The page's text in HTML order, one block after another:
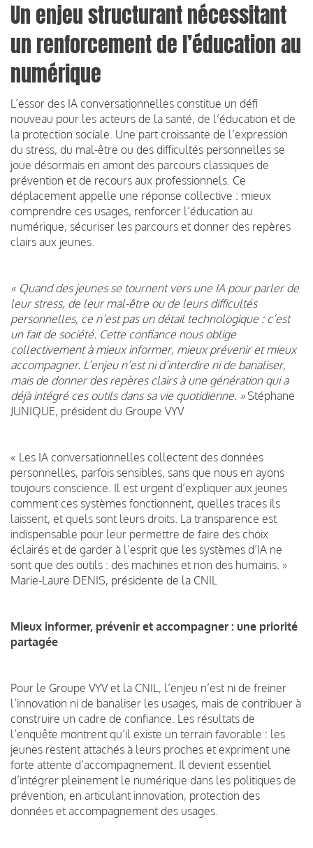
Un enjeu structurant nécessitant
un renforcement de l’éducation au
numérique
L’essor des IA conversationnelles constitue un défi
nouveau pour les acteurs de la santé, de l’éducation et de
la protection sociale. Une part croissante de l’expression
du stress, du mal-être ou des difficultés personnelles se
joue désormais en amont des parcours classiques de
prévention et de recours aux professionnels. Ce
déplacement appelle une réponse collective : mieux
comprendre ces usages, renforcer l’éducation au
numérique, sécuriser les parcours et donner des repères
clairs aux jeunes.
« Quand des jeunes se tournent vers une IA pour parler de
leur stress, de leur mal-être ou de leurs difficultés
personnelles, ce n’est pas un détail technologique : c’est
un fait de société. Cette confiance nous oblige
collectivement à mieux informer, mieux prévenir et mieux
accompagner. L’enjeu n’est ni d’interdire ni de banaliser,
mais de donner des repères clairs à une génération qui a
déjà intégré ces outils dans sa vie quotidienne. »Stéphane
JUNIQUE, président du Groupe VYV
« Les IA conversationnelles collectent des données
personnelles, parfois sensibles, sans que nous en ayons
toujours conscience. Il est urgent d’expliquer aux jeunes
comment ces systèmes fonctionnent, quelles traces ils
laissent, et quels sont leurs droits. La transparence est
indispensable pour leur permettre de faire des choix
éclairés et de garder à l’esprit que les systèmes d’IA ne
sont que des outils : des machines et non des humains. »
Marie-Laure DENIS, présidente de la CNIL
Mieux informer, prévenir et accompagner : une priorité
partagée
Pour le Groupe VYV et la CNIL, l’enjeu n’est ni de freiner
l’innovation ni de banaliser les usages, mais de contribuer à
construire un cadre de confiance. Les résultats de
l’enquête montrent qu’il existe un terrain favorable : les
jeunes restent attachés à leurs proches et expriment une
forte attente d’accompagnement. Il devient essentiel
d’intégrer pleinement le numérique dans les politiques de
prévention, en articulant innovation, protection des
données et accompagnement des usages.